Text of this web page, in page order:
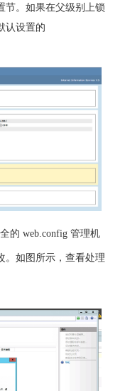
节。如果在父级别上锁
认设置的
的 web.config 管理机
。如图所示，查看处理